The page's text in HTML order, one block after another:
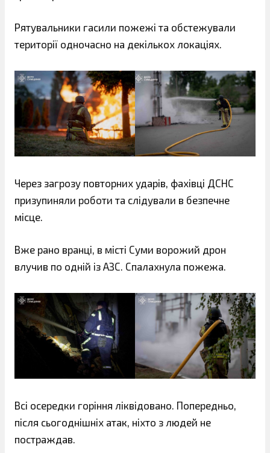
Рятувальники гасили пожежі та обстежували
території одночасно на декількох локаціях.
Через загрозу повторних ударів, фахівці ДСНС
призупиняли роботи та слідували в безпечне
місце.
Вже рано вранці, в місті Суми ворожий дрон
влучив по одній із АЗС. Спалахнула пожежа.
Всі осередки горіння ліквідовано. Попередньо,
після сьогоднішніх атак, ніхто з людей не
постраждав.